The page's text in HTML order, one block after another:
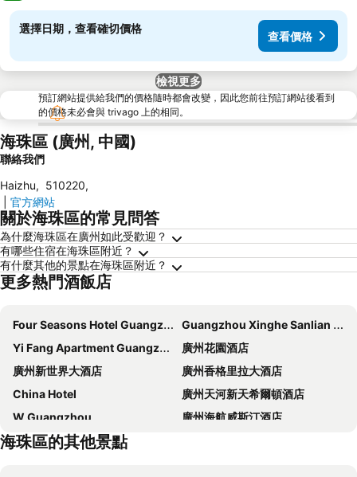
選擇日期，查看確切價格
查看價格
檢視更多
預訂網站提供給我們的價格隨時都會改變，因此您前往預訂網站後看到
的價格未必會與 trivago 上的相同。
海珠區 (廣州, 中國)
聯絡我們
Haizhu, 510220,
官方網站
關於海珠區的常見問答
為什麼海珠區在廣州如此受歡迎？
有哪些住宿在海珠區附近？
有什麼其他的景點在海珠區附近？
更多熱門酒飯店
Four Seasons Hotel Guangzhou
Guangzhou Xinghe Sanlian Business Hotel
Yi Fang Apartment Guangzhou
廣州花園酒店
廣州新世界大酒店
廣州香格里拉大酒店
China Hotel
廣州天河新天希爾頓酒店
W Guangzhou
廣州海航威斯汀酒店
Langham Place Guangzhou
海珠區的其他景點